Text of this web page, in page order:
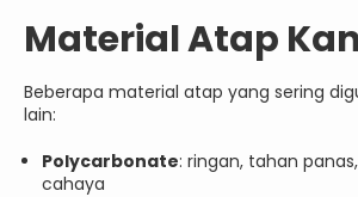
Material Atap
Beberapa material atap yang sering
lain:
Polycarbonate: ringan, tahan
cahaya